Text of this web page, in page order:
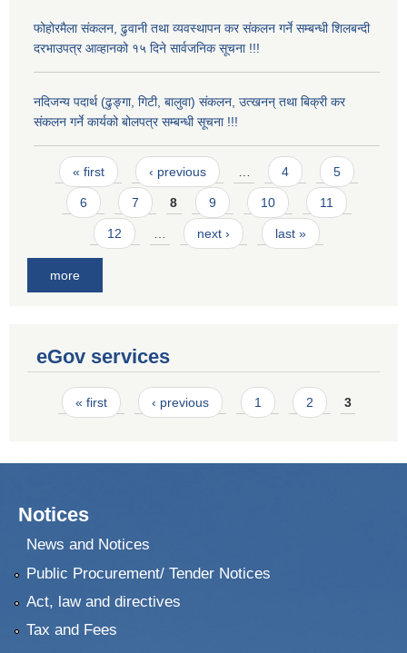
फोहोरमैला संकलन, ढुवानी तथा व्यवस्थापन कर संकलन गर्ने सम्बन्धी शिलबन्दी
दरभाउपत्र आव्हानको १५ दिने सार्वजनिक सूचना !!!
नदिजन्य पदार्थ (ढुङ्गा, गिटी, बालुवा) संकलन, उत्खनन् तथा बिक्री कर
संकलन गर्ने कार्यको बोलपत्र सम्बन्धी सूचना !!!
Pages
« first ‹ previous 4 5
6 7 8 9 10 11
12 next › last »
more
eGov services
Pages
« first ‹ previous 1 2 3
Notices
News and Notices
Public Procurement/ Tender Notices
Act, law and directives
Tax and Fees